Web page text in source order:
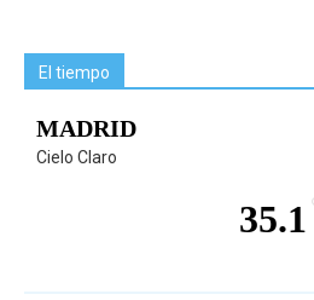
El tiempo
MADRID
Cielo Claro
35.1